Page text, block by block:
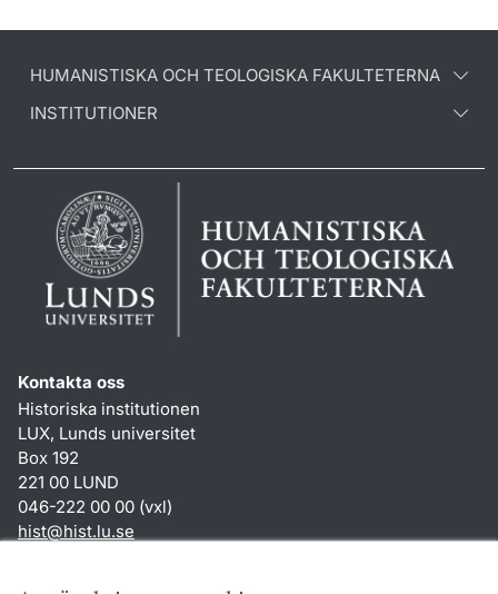
HUMANISTISKA OCH TEOLOGISKA FAKULTETERNA
INSTITUTIONER
Kontakta oss
Historiska institutionen
LUX, Lunds universitet
Box 192
221 00 LUND
046-222 00 00 (vxl)
hist@hist.lu.se
Genvägar